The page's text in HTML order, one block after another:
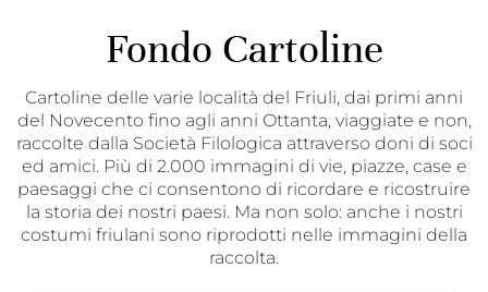
Fondo Cartoline
Cartoline delle varie località del Friuli, dai primi anni
del Novecento fino agli anni Ottanta, viaggiate e non,
raccolte dalla Società Filologica attraverso doni di soci
ed amici. Più di 2.000 immagini di vie, piazze, case e
paesaggi che ci consentono di ricordare e ricostruire
la storia dei nostri paesi. Ma non solo: anche i nostri
costumi friulani sono riprodotti nelle immagini della
raccolta.